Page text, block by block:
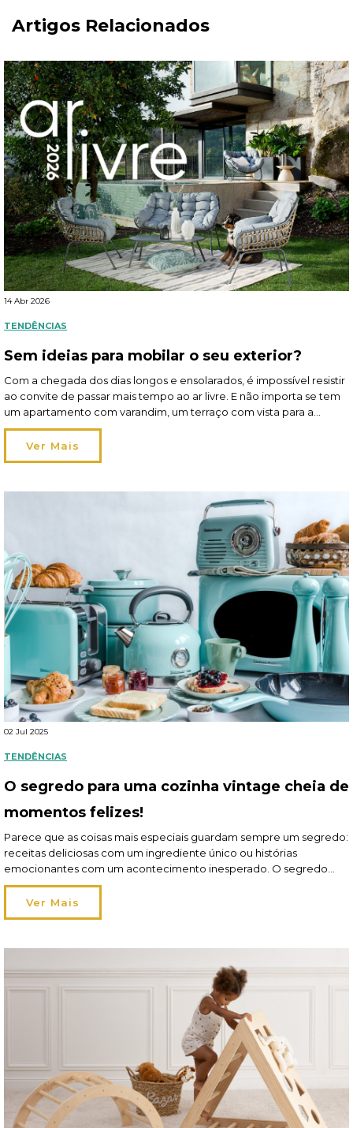
Artigos Relacionados
14 Abr 2026
TENDÊNCIAS
Sem ideias para mobilar o seu exterior?
Com a chegada dos dias longos e ensolarados, é impossível resistir
ao convite de passar mais tempo ao ar livre. E não importa se tem
um apartamento com varandim, um terraço com vista para a
cidade ou uma moradia com alpendre à beira da piscina: temos
propostas de mobiliário para todos os espaços e estilos! […]
Ver Mais
02 Jul 2025
TENDÊNCIAS
O segredo para uma cozinha vintage cheia de
momentos felizes!
Parece que as coisas mais especiais guardam sempre um segredo:
receitas deliciosas com um ingrediente único ou histórias
emocionantes com um acontecimento inesperado. O segredo
para uma cozinha vintage cheia de charme e momentos felizes? É
a coleção Vintage Cuisine! Entre torradeiras, rádios, chaleiras,
panelas de ferro fundido – e muito mais -, a Vintage […]
Ver Mais